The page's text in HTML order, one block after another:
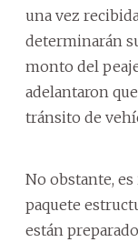
una vez
determinarán
monto del
adelantaron
tránsito de
No obstante,
paquete
están